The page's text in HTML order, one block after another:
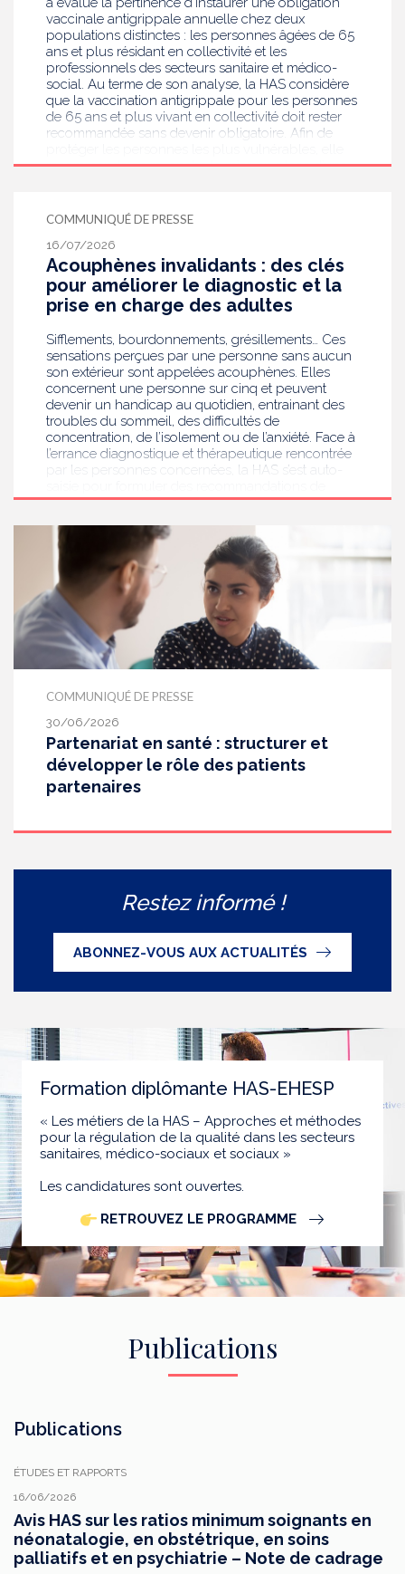
vaccinale antigrippale annuelle chez deux
populations distinctes : les personnes âgées de 65
ans et plus résidant en collectivité et les
professionnels des secteurs sanitaire et médico-
social. Au terme de son analyse, la HAS considère
que la vaccination antigrippale pour les personnes
de 65 ans et plus vivant en collectivité doit rester
recommandée sans devenir obligatoire. Afin de
recommande en revanche la mise en place d’une
pour les autres professionnels travaillant dans les
établissements de santé ou dans les
établissements médicaux sociaux hébergeant des
personnes âgées, en contact avec des personnes à
risque de grippe sévère, avec un déploiement
prioritaire en Ehpad et en USLD.
COMMUNIQUÉ DE PRESSE
16/07/2026
Acouphènes invalidants : des clés
pour améliorer le diagnostic et la
prise en charge des adultes
Sifflements, bourdonnements, grésillements… Ces
sensations perçues par une personne sans aucun
son extérieur sont appelées acouphènes. Elles
concernent une personne sur cinq et peuvent
devenir un handicap au quotidien, entrainant des
troubles du sommeil, des difficultés de
concentration, de l’isolement ou de l’anxiété. Face à
l’errance diagnostique et thérapeutique rencontrée
par les personnes concernées, la HAS s’est auto-
bonnes pratiques pour améliorer le diagnostic et
acouphènes chroniques invalidants . Elle publie
aujourd’hui ses travaux, destinés aux
professionnels de santé [1] impliqués dans le suivi
de ces patients.
COMMUNIQUÉ DE PRESSE
30/06/2026
Partenariat en santé : structurer et
développer le rôle des patients
partenaires
Restez informé !
ABONNEZ-VOUS AUX ACTUALITÉS
Formation diplômante HAS-EHESP
« Les métiers de la HAS – Approches et méthodes
pour la régulation de la qualité dans les secteurs
sanitaires, médico-sociaux et sociaux »
Les candidatures sont ouvertes.
RETROUVEZ LE PROGRAMME
Publications
Publications
ÉTUDES ET RAPPORTS
16/06/2026
Avis HAS sur les ratios minimum soignants en
néonatalogie, en obstétrique, en soins
palliatifs et en psychiatrie – Note de cadrage